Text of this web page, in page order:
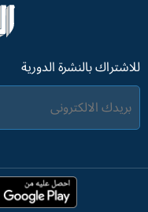
للاشتراك بالنشرة الدورية